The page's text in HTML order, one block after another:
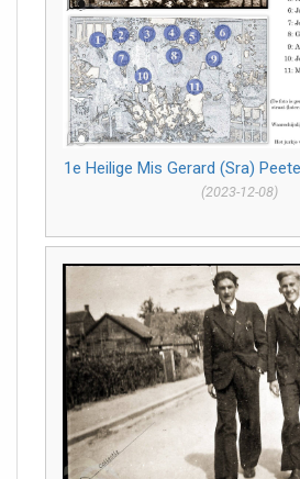
1e Heilige Mis Gerard (Sra)
(2023-12-08)